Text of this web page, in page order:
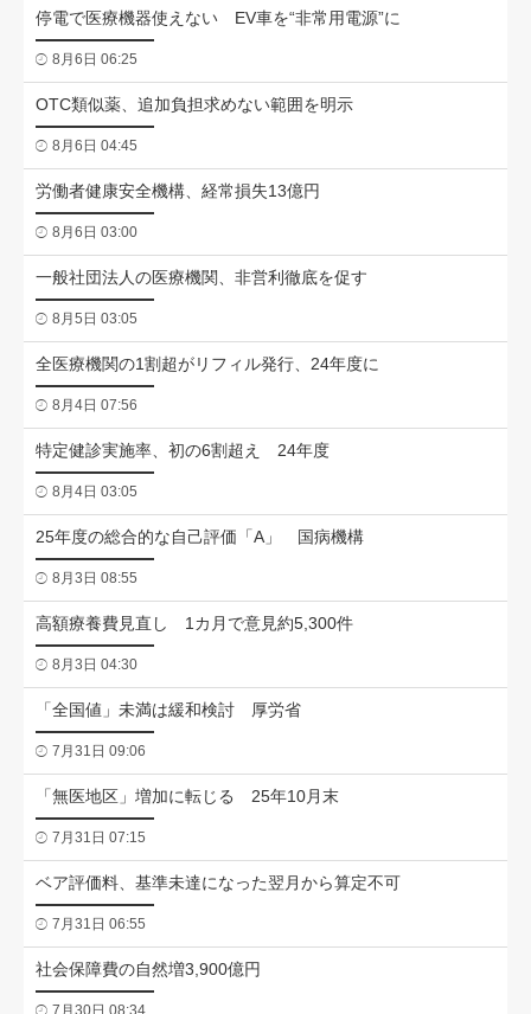
停電で医療機器使えない EV車を“非常用電源”に
8月6日 06:25
OTC類似薬、追加負担求めない範囲を明示
8月6日 04:45
労働者健康安全機構、経常損失13億円
8月6日 03:00
一般社団法人の医療機関、非営利徹底を促す
8月5日 03:05
全医療機関の1割超がリフィル発行、24年度に
8月4日 07:56
特定健診実施率、初の6割超え 24年度
8月4日 03:05
25年度の総合的な自己評価「A」 国病機構
8月3日 08:55
高額療養費見直し 1カ月で意見約5,300件
8月3日 04:30
「全国値」未満は緩和検討 厚労省
7月31日 09:06
「無医地区」増加に転じる 25年10月末
7月31日 07:15
ベア評価料、基準未達になった翌月から算定不可
7月31日 06:55
社会保障費の自然増3,900億円
7月30日 08:34